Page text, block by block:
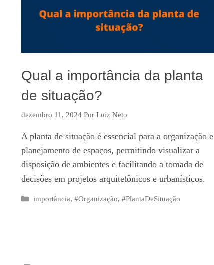
Qual a importância da planta
de situação?
dezembro 11, 2024 Por Luiz Neto
A planta de situação é essencial para a organização e
planejamento de espaços, permitindo visualizar a
disposição de ambientes e facilitando a tomada de
decisões em projetos arquitetônicos e urbanísticos.
Categorias
importância,#Organização,#PlantaDeSituação